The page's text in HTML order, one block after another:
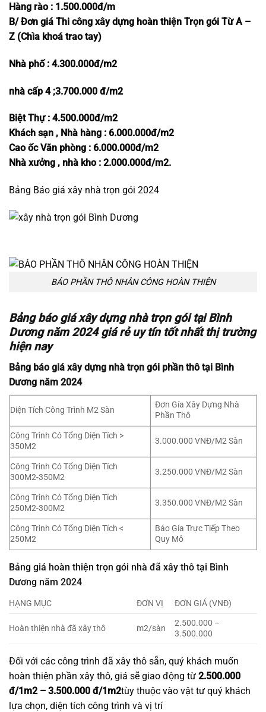
Hàng rào : 1.500.000đ/m
B/Đơn giá Thi công xây dựng hoàn thiện Trọn gói Từ A –
Z (Chìa khoá trao tay)
Nhà phố : 4.300.000đ/m2
nhà cấp 4 ;3.700.000 đ/m2
Biệt Thự : 4.500.000đ/m2
Khách sạn , Nhà hàng : 6.000.000đ/m2
Cao ốc Văn phòng : 6.000.000đ/m2
Nhà xưởng , nhà kho : 2.000.000đ/m2.
Bảng Báo giá xây nhà trọn gói 2024
BÁO PHẦN THÔ NHÂN CÔNG HOÀN THIỆN
Bảng báo giá xây dựng nhà trọn gói tại Bình
Dương năm 2024 giá rẻ uy tín tốt nhất thị trường
hiện nay
Bảng báo giá xây dựng nhà trọn gói phần thô tại Bình
Dương năm 2024
Diện Tích Công Trình M2 Sàn
Đơn Gía Xây Dựng Nhà
Phần Thô
Công Trình Có Tổng Diện Tích >
350M2
3.000.000 VNĐ/M2 Sàn
Công Trình Có Tổng Diện Tích
300M2-350M2
3.250.000 VNĐ/M2 Sàn
Công Trình Có Tổng Diện Tích
250M2-300M2
3.350.000 VNĐ/M2 Sàn
Công Trình Có Tổng Diện Tích <
250M2
Báo Gía Trực Tiếp Theo
Quy Mô
Bảng giá hoàn thiện trọn gói nhà đã xây thô tại Bình
Dương năm 2024
HẠNG MỤC ĐƠN VỊ ĐƠN GIÁ (VNĐ)
Hoàn thiện nhà đã xây thô m2/sàn
2.500.000 –
3.500.000
Đối với các công trình đã xây thô sẵn, quý khách muốn
hoàn thiện phần xây thô, giá sẽ giao động từ 2.500.000
đ/1m2 – 3.500.000 đ/1m2tùy thuộc vào vật tư quý khách
lựa chọn, diện tích công trình và vị trí